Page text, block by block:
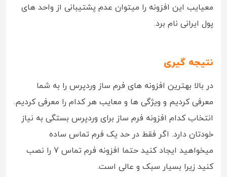
معیایب این افزونه را میتوان عدم پشتیبانی از واحد های
پول ایرانی نام برد.
نتیجه گیری
در بالا بهترین افزونه های فرم ساز وردپرس را به شما
معرفی کردیم و ویژگی ها و معایب هر کدام را معرفی کردیم.
انتخاب کدام افزونه فرم ساز برای وردپرس بستگی به نیاز
خودتان دارد. اگر فقط در حد یک فرم تماس ساده
میخواهید ایجاد کنید حتما افزونه فرم تماس 7 را نصب
کنید زیرا بسیار سبک و عالی است.